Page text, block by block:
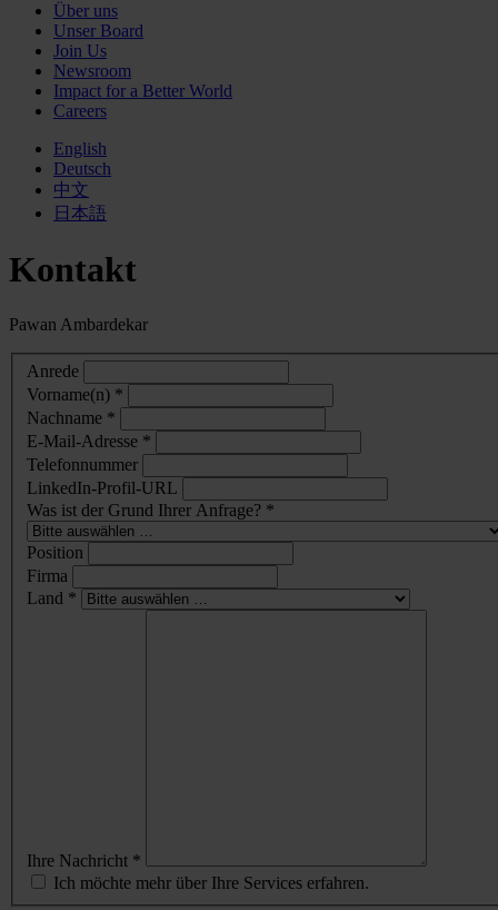
Über uns
Unser Board
Join Us
Newsroom
Impact for a Better World
Careers
English
Deutsch
中文
日本語
Kontakt
Pawan Ambardekar
Anrede
Vorname(n) *
Nachname *
E-Mail-Adresse *
Telefonnummer
LinkedIn-Profil-URL
Was ist der Grund Ihrer Anfrage? *
Position
Firma
Land *
Ihre Nachricht *
Ich möchte mehr über Ihre Services erfahren.